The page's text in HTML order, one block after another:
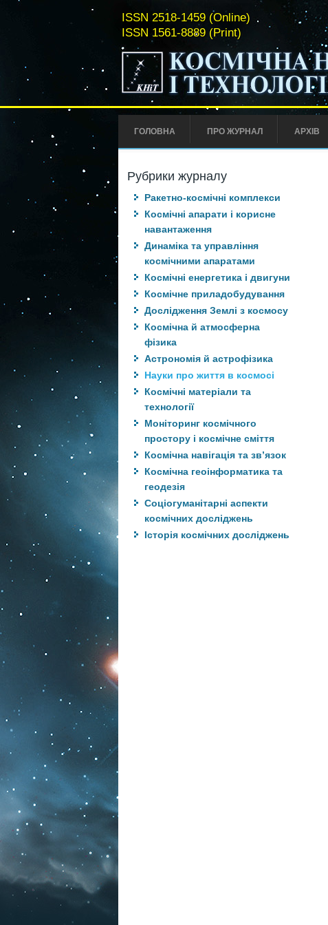
ISSN 2518-1459 (Online)
ISSN 1561-8889 (Print)
ГОЛОВНА ПРО ЖУРНАЛ АРХІВ
Рубрики журналу
Ракетно-космічні комплекси
Космічні апарати і корисне
навантаження
Динаміка та управління
космічними апаратами
Космічні енергетика і двигуни
Космічне приладобудування
Дослідження Землі з космосу
Космічна й атмосферна
фізика
Астрономія й астрофізика
Науки про життя в космосі
Космічні матеріали та
технології
Моніторинг космічного
простору і космічне сміття
Космічна навігація та зв’язок
Космічна геоінформатика та
геодезія
Соціогуманітарні аспекти
космічних досліджень
Історія космічних досліджень